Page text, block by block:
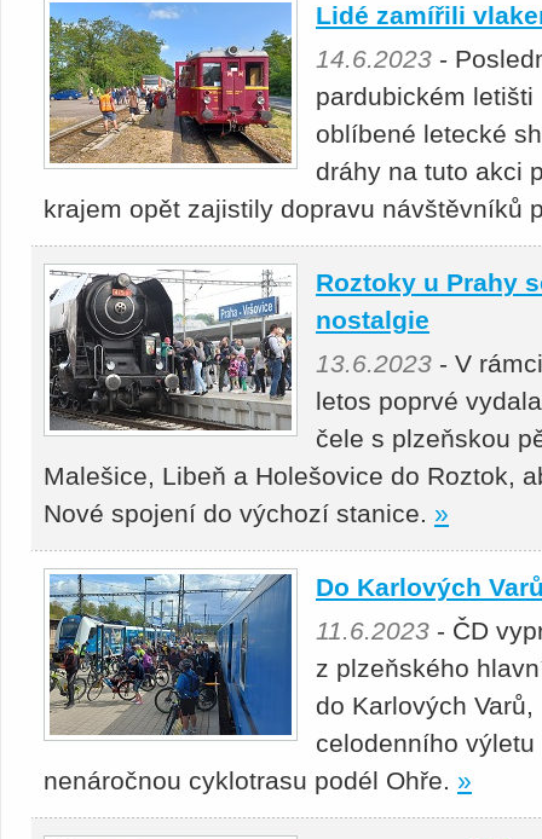
Lidé zamířili
14.6.2023 -
pardubickém
oblíbené letecké
dráhy na tuto akci
krajem opět zajistily dopravu návštěvníků
Roztoky u Prahy
nostalgie
13.6.2023 - V
letos poprvé
čele s plzeňskou
Malešice, Libeň a Holešovice do Roztok,
Nové spojení do výchozí stanice. »
Do Karlových
11.6.2023 - ČD
z plzeňského
do Karlových
celodenního
nenáročnou cyklotrasu podél Ohře. »